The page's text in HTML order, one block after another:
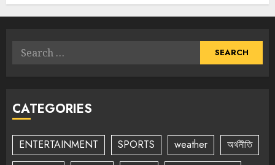
Search
CATEGORIES
ENTERTAINMENT SPORTS weather
অর্থনীতি